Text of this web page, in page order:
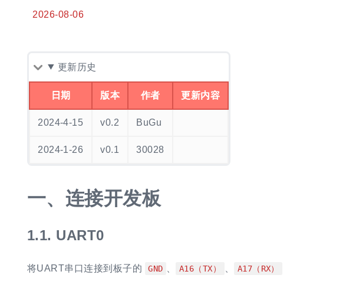
2026-08-06
更新历史
日期 版本 作者 更新内容
2024-4-15 v0.2 BuGu
2024-1-26 v0.1 30028
一、 连接开发板
1.1. UART0
将UART串口连接到板子的 GND A16（TX） A17（RX）